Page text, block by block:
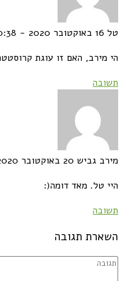
טל 16 באוקטובר 2020 - 20:38
הי מירב, האם זו עוגת
תשובה
מירב גביש 20 באוקטובר 2020 - 12:39
היי טל. מאד דומה(:
תשובה
השארת תגובה